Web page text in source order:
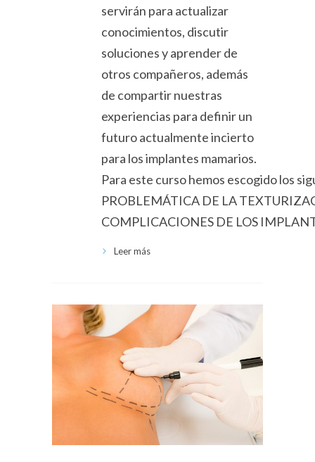
servirán para actualizar
conocimientos, discutir
soluciones y aprender de
otros compañeros, además
de compartir nuestras
experiencias para definir un
futuro actualmente incierto
para los implantes mamarios.
Para este curso hemos escogido los
PROBLEMÁTICA DE LA
COMPLICACIONES DE LOS
Leer más